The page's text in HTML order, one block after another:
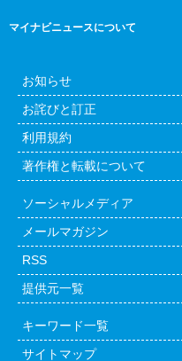
マイナビニュースについて
お知らせ
お詫びと訂正
利用規約
著作権と転載について
ソーシャルメディア
メールマガジン
RSS
提供元一覧
キーワード一覧
サイトマップ